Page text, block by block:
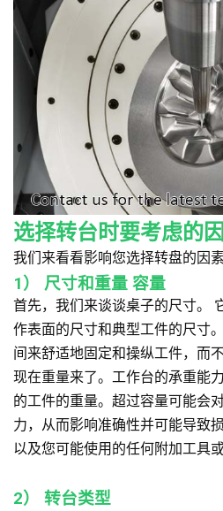
选择转台时要考虑的
我们来看看影响您选择转盘的因素
1） 尺寸和重量 容量
首先，我们来谈谈桌子的尺寸。
作表面的尺寸和典型工件的尺寸
间来舒适地固定和操纵工件，而
现在重量来了。工作台的承重能
的工件的重量。超过容量可能会
力，从而影响准确性并可能导致
以及您可能使用的任何附加工具或
2） 转台类型